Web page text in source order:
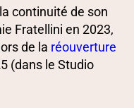
continuité de son
Fratellini en 2023,
de la réouverture
(dans le Studio